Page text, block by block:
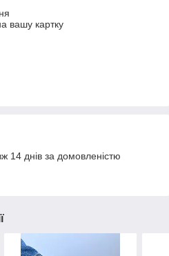
вашу картку
14 днів за домовленістю